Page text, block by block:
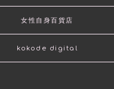
女性自身百貨店
kokode digital